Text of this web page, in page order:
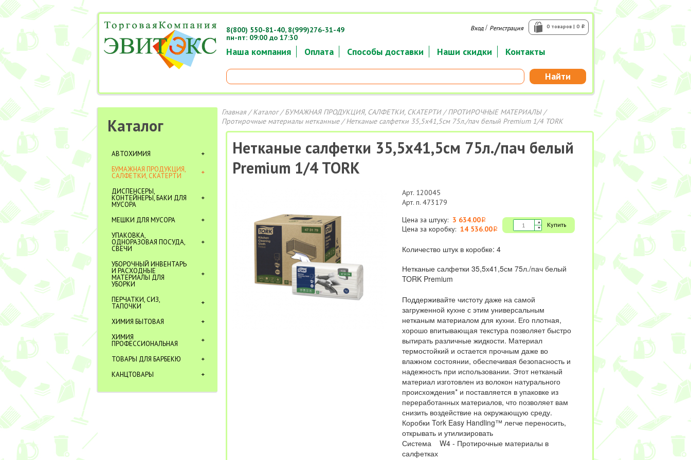
Наша компания Оплата Способы доставки Наши скидки Контакты
Найти
0 товаров | 0 i
Вход/ Регистрация
8(800) 550-81-40, 8(999)276-31-49
пн-пт: 09:00 до 17:30
Каталог
АВТОХИМИЯ
БУМАЖНАЯ ПРОДУКЦИЯ,
САЛФЕТКИ, СКАТЕРТИ
ДИСПЕНСЕРЫ,
КОНТЕЙНЕРЫ, БАКИ ДЛЯ
МУСОРА
МЕШКИ ДЛЯ МУСОРА
УПАКОВКА,
ОДНОРАЗОВАЯ ПОСУДА,
СВЕЧИ
УБОРОЧНЫЙ ИНВЕНТАРЬ
И РАСХОДНЫЕ
МАТЕРИАЛЫ ДЛЯ
УБОРКИ
ПЕРЧАТКИ, СИЗ,
ТАПОЧКИ
ХИМИЯ БЫТОВАЯ
ХИМИЯ
ПРОФЕССИОНАЛЬНАЯ
ТОВАРЫ ДЛЯ БАРБЕКЮ
КАНЦТОВАРЫ
Главная/Каталог/БУМАЖНАЯ ПРОДУКЦИЯ, САЛФЕТКИ, СКАТЕРТИ/ПРОТИРОЧНЫЕ МАТЕРИАЛЫ/
Протирочные материалы нетканные/ Нетканые салфетки 35,5х41,5см 75л./пач белый Premium 1/4 TORK
Нетканые салфетки 35,5х41,5см 75л./пач белый
Premium 1/4 TORK
Арт. 120045
Арт. п. 473179
Цена за штуку: 3 634.00i
Цена за коробку: 14 536.00i
Купить
Количество штук в коробке: 4
Нетканые салфетки 35,5х41,5см 75л./пач белый
TORK Premium
Поддерживайте чистоту даже на самой
загруженной кухне с этим универсальным
нетканым материалом для кухни. Его плотная,
хорошо впитывающая текстура позволяет быстро
вытирать различные жидкости. Материал
термостойкий и остается прочным даже во
влажном состоянии, обеспечивая безопасность и
надежность при использовании. Этот нетканый
материал изготовлен из волокон натурального
происхождения* и поставляется в упаковке из
переработанных материалов, что позволяет вам
снизить воздействие на окружающую среду.
Коробки Tork Easy Handling™ легче переносить,
открывать и утилизировать
Система W4 - Протирочные материалы в
салфетках